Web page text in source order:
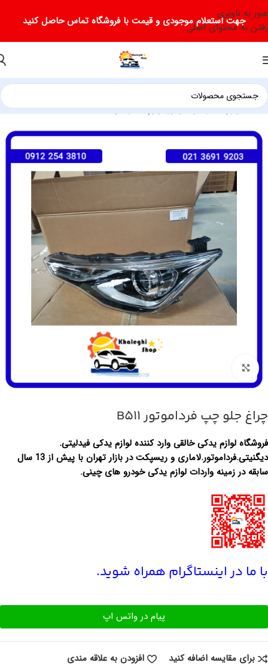
عبور به ناوبری
رفتن به محتوای اصلی
جهت استعلام موجودی و قیمت با فروشگاه تماس حاصل کنید
خانه لوازم یدکی فرداموتور لوازم یدکی فردا b511
چراغ جلو چپ فرداموتور B511
فروشگاه لوازم یدکی خالقی وارد کننده لوازم یدکی فیدلیتی.
دیگنیتی.فرداموتور.لاماری و ریسپکت در بازار تهران با پیش از 13 سال
سابقه در زمینه واردات لوازم یدکی خودرو های چینی.
با ما در اینستاگرام همراه شوید.
پیام در واتس اپ
برای مقایسه اضافه کنید
افزودن به علاقه مندی